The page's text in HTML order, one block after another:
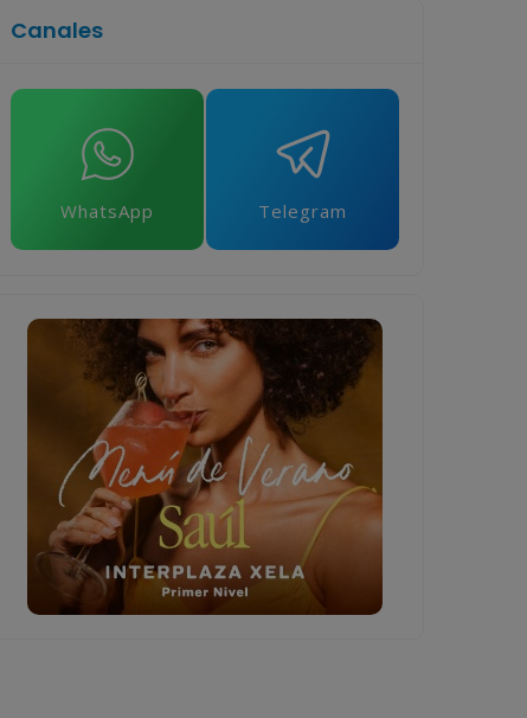
Canales
WhatsApp Telegram